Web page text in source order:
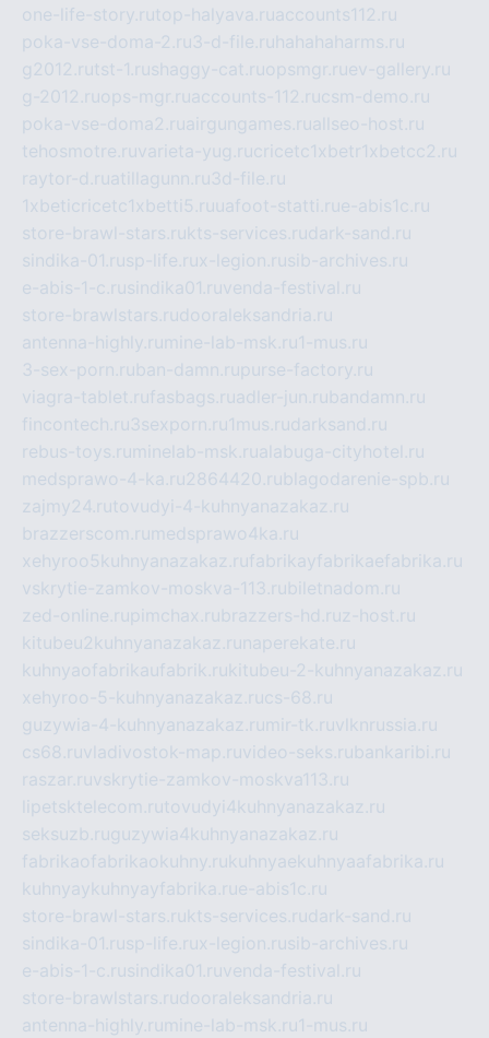
one-life-story.rutop-halyava.ruaccounts112.ru
poka-vse-doma-2.ru3-d-file.ru hahahaharms.ru
g2012.rutst-1.rushaggy-cat.ruopsmgr.ruev-gallery.ru
g-2012.ruops-mgr.ruaccounts-112.rucsm-demo.ru
poka-vse-doma2.ruairgungames.ruallseo-host.ru
tehosmotre.ruvarieta-yug.rucricetc1xbetr1xbetcc2.ru
raytor-d.ruatillagunn.ru3d-file.ru
1xbeticricetc1xbetti5.ruuafoot-statti.rue-abis1c.ru
store-brawl-stars.rukts-services.rudark-sand.ru
sindika-01.rusp-life.rux-legion.rusib-archives.ru
e-abis-1-c.rusindika01.ruvenda-festival.ru
store-brawlstars.rudooraleksandria.ru
antenna-highly.ru mine-lab-msk.ru1-mus.ru
3-sex-porn.ruban-damn.rupurse-factory.ru
viagra-tablet.rufasbags.ruadler-jun.rubandamn.ru
fincontech.ru3sexporn.ru1mus.rudarksand.ru
rebus-toys.ru minelab-msk.rualabuga-cityhotel.ru
medsprawo-4-ka.ru2864420.rublagodarenie-spb.ru
zajmy24.rutovudyi-4-kuhnyanazakaz.ru
brazzerscom.ru medsprawo4ka.ru
xehyroo5kuhnyanazakaz.rufabrikayfabrikaefabrika.ru
vskrytie-zamkov-moskva-113.rubiletnadom.ru
zed-online.rupimchax.rubrazzers-hd.ruz-host.ru
kitubeu2kuhnyanazakaz.ru naperekate.ru
kuhnyaofabrikaufabrik.rukitubeu-2-kuhnyanazakaz.ru
xehyroo-5-kuhnyanazakaz.rucs-68.ru
guzywia-4-kuhnyanazakaz.ru mir-tk.ruvlknrussia.ru
cs68.ruvladivostok-map.ruvideo-seks.rubankaribi.ru
raszar.ruvskrytie-zamkov-moskva113.ru
lipetsktelecom.rutovudyi4kuhnyanazakaz.ru
seksuzb.ruguzywia4kuhnyanazakaz.ru
fabrikaofabrikaokuhny.rukuhnyaekuhnyaafabrika.ru
kuhnyaykuhnyayfabrika.rue-abis1c.ru
store-brawl-stars.rukts-services.rudark-sand.ru
sindika-01.rusp-life.rux-legion.rusib-archives.ru
e-abis-1-c.rusindika01.ruvenda-festival.ru
store-brawlstars.rudooraleksandria.ru
antenna-highly.ru mine-lab-msk.ru1-mus.ru